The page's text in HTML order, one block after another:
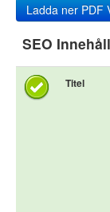
Ladda ner PDF
SEO Innehåll
Titel